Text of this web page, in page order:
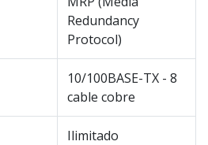
Redundancy
Protocol)
10/100BASE-TX - 8
cable cobre
Ilimitado